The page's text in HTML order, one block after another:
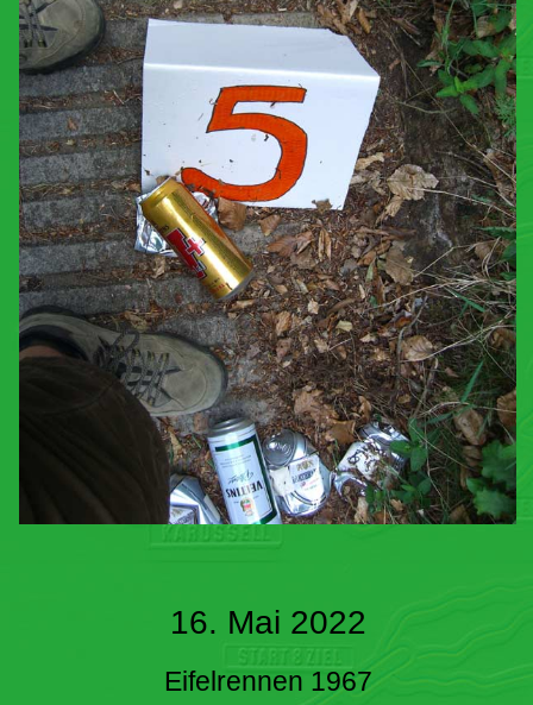
16. Mai 2022
Eifelrennen 1967